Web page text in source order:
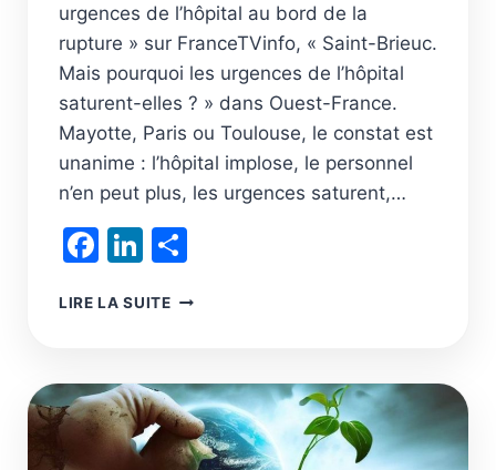
urgences de l’hôpital au bord de la
rupture » sur FranceTVinfo, « Saint-Brieuc.
Mais pourquoi les urgences de l’hôpital
saturent-elles ? » dans Ouest-France.
Mayotte, Paris ou Toulouse, le constat est
unanime : l’hôpital implose, le personnel
n’en peut plus, les urgences saturent,…
Facebook
LinkedIn
LIRE LA SUITEDE
ET
UNE
INDUSTRIE
DE